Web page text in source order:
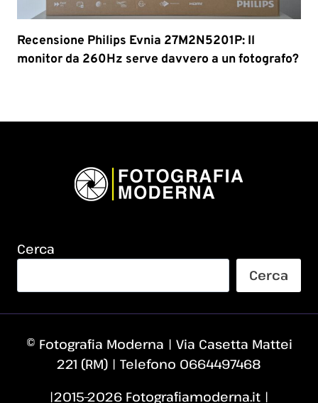
Recensione Philips Evnia 27M2N5201P: Il
monitor da 260Hz serve davvero a un fotografo?
Cerca
Cerca
© Fotografia Moderna | Via Casetta Mattei
221 (RM) | Telefono 0664497468
|2015–2026 Fotografiamoderna.it |